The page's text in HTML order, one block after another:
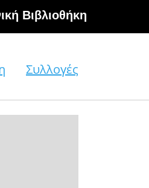
Βιβλιοθήκη
Συλλογές